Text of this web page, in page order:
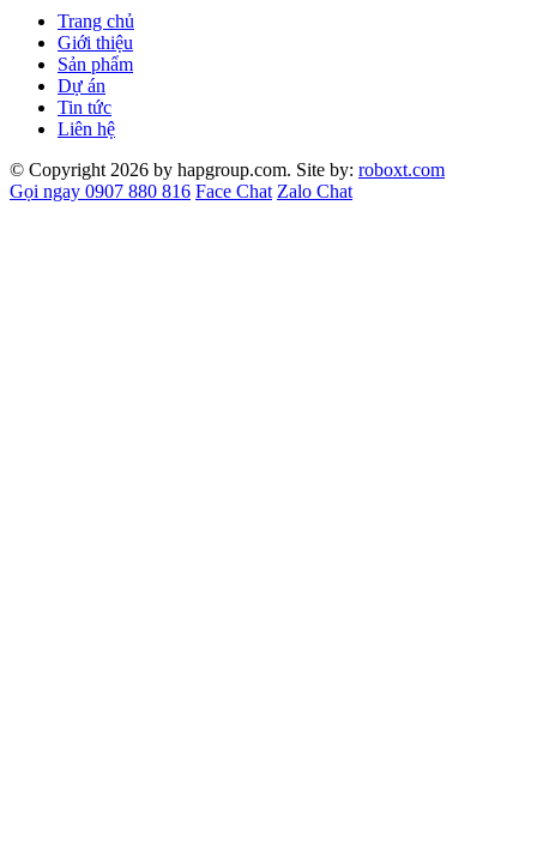
Trang chủ
Giới thiệu
Sản phẩm
Dự án
Tin tức
Liên hệ
© Copyright 2026 by hapgroup.com. Site by: roboxt.com
Gọi ngay 0907 880 816 Face Chat Zalo Chat